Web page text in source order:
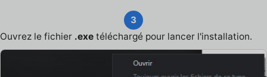
3
Ouvrez le fichier .exe téléchargé pour lancer l'installation.